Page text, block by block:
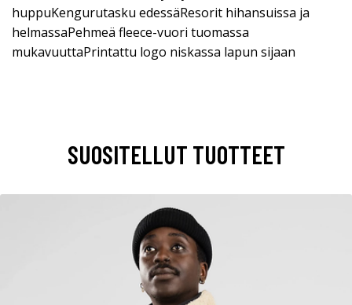
huppuKengurutasku edessäResorit hihansuissa ja
helmassaPehmeä fleece-vuori tuomassa
mukavuuttaPrintattu logo niskassa lapun sijaan
SUOSITELLUT TUOTTEET